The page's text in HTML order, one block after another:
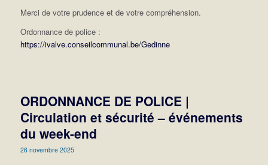
Merci de votre prudence et de votre compréhension.
Ordonnance de police :
https://ivalve.conseilcommunal.be/Gedinne
ORDONNANCE DE POLICE |
Circulation et sécurité – événements
du week-end
26 novembre 2025